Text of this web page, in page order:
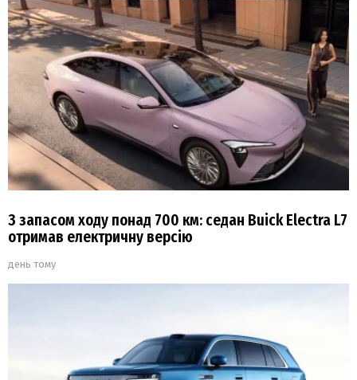
З запасом ходу понад 700 км: седан Buick Electra L7
отримав електричну версію
день тому